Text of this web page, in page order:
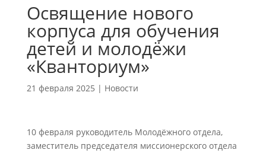
Освящение нового
корпуса для обучения
детей и молодёжи
«Кванториум»
21 февраля 2025 | Новости
10 февраля руководитель Молодëжного отдела,
заместитель председателя миссионерского отдела